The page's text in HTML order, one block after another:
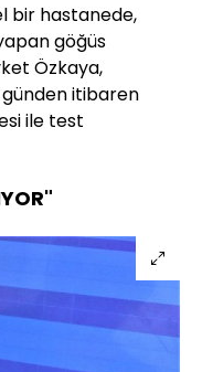
bir hastanede,
göğüs
Özkaya,
günden itibaren
ile test